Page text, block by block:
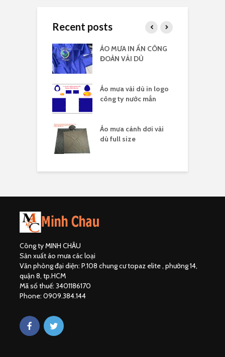
Recent posts
ÁO MƯA IN ẤN CÔNG
ĐOÀN VẢI DÙ
Áo mưa vải dù in logo
công ty nước mắn
Áo mưa cánh dơi vải
dù full size
Công ty MINH CHÂU
Sản xuất áo mưa các loại
Văn phòng đại diện: P.108 chung cư topaz elite , phường 14,
quận 8, tp.HCM
Mã số thuế: 3401186170
Phone: 0909.384.144